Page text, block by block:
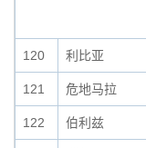
120 利比亚
121 危地马拉
122 伯利兹